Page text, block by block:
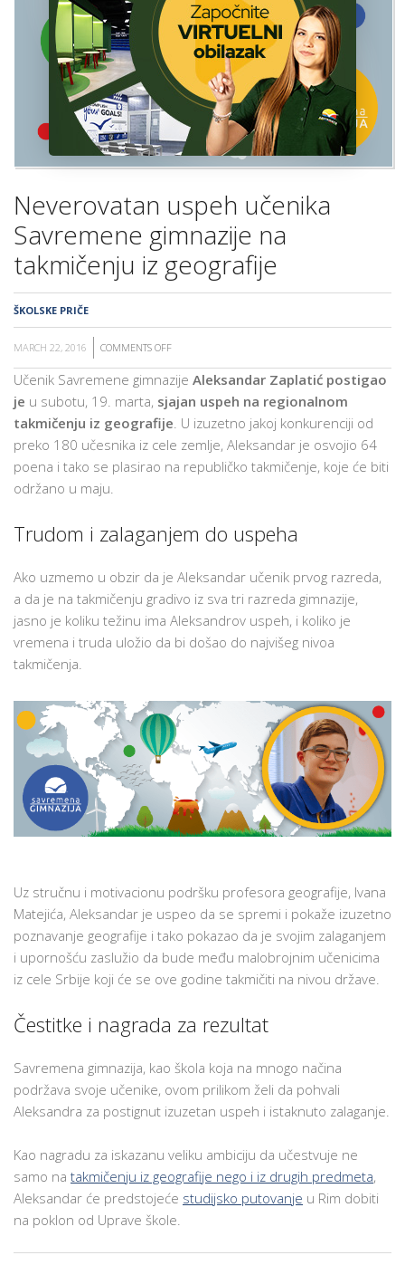
Neverovatan uspeh učenika
Savremene gimnazije na
takmičenju iz geografije
ŠKOLSKE PRIČE
MARCH 22, 2016 COMMENTS OFF
NEVEROVATAN
USPEH
UČENIKA
GIMNAZIJE
GEOGRAFIJE
Učenik Savremene gimnazije Aleksandar Zaplatić postigao
je u subotu, 19. marta, sjajan uspeh na regionalnom
takmičenju iz geografije. U izuzetno jakoj konkurenciji od
preko 180 učesnika iz cele zemlje, Aleksandar je osvojio 64
poena i tako se plasirao na republičko takmičenje, koje će biti
održano u maju.
Trudom i zalaganjem do uspeha
Ako uzmemo u obzir da je Aleksandar učenik prvog razreda,
a da je na takmičenju gradivo iz sva tri razreda gimnazije,
jasno je koliku težinu ima Aleksandrov uspeh, i koliko je
vremena i truda uložio da bi došao do najvišeg nivoa
takmičenja.
Uz stručnu i motivacionu podršku profesora geografije, Ivana
Matejića, Aleksandar je uspeo da se spremi i pokaže izuzetno
poznavanje geografije i tako pokazao da je svojim zalaganjem
i upornošću zaslužio da bude među malobrojnim učenicima
iz cele Srbije koji će se ove godine takmičiti na nivou države.
Čestitke i nagrada za rezultat
Savremena gimnazija, kao škola koja na mnogo načina
podržava svoje učenike, ovom prilikom želi da pohvali
Aleksandra za postignut izuzetan uspeh i istaknuto zalaganje.
Kao nagradu za iskazanu veliku ambiciju da učestvuje ne
samo na takmičenju iz geografije nego i iz drugih predmeta,
Aleksandar će predstojeće studijsko putovanje u Rim dobiti
na poklon od Uprave škole.